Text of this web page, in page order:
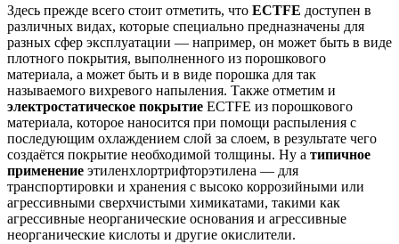
Здесь прежде всего стоит отметить, что ECTFE доступен в
различных видах, которые специально предназначены для
разных сфер эксплуатации — например, он может быть в виде
плотного покрытия, выполненного из порошкового
материала, а может быть и в виде порошка для так
называемого вихревого напыления. Также отметим и
электростатическое покрытие ECTFE из порошкового
материала, которое наносится при помощи распыления с
последующим охлаждением слой за слоем, в результате чего
создаётся покрытие необходимой толщины. Ну а типичное
применение этиленхлортрифторэтилена — для
транспортировки и хранения с высоко коррозийными или
агрессивными сверхчистыми химикатами, такими как
агрессивные неорганические основания и агрессивные
неорганические кислоты и другие окислители.